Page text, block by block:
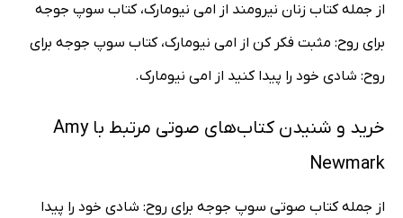
از جمله کتاب زنان نیرومند از امی نیومارک، کتاب سوپ جوجه
برای روح: مثبت فکر کن از امی نیومارک، کتاب سوپ جوجه برای
روح: شادی خود را پیدا کنید از امی نیومارک.
خرید و شنیدن کتاب‌های صوتی مرتبط با Amy
Newmark
از جمله کتاب صوتی سوپ جوجه برای روح: شادی خود را پیدا